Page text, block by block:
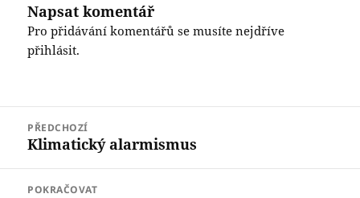
Napsat komentář
Pro přidávání komentářů se musíte nejdříve
přihlásit.
příspěvek
PŘEDCHOZÍ
Předchozí
Klimatický alarmismus
POKRAČOVAT